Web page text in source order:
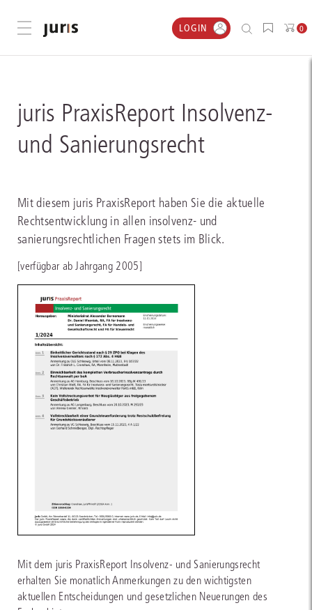
Menü öffnen LOGIN 0
juris PraxisReport Insolvenz-
und Sanierungsrecht
Mit diesem juris PraxisReport haben Sie die aktuelle
Rechtsentwicklung in allen insolvenz- und
sanierungsrechtlichen Fragen stets im Blick.
[verfügbar ab Jahrgang 2005]
Mit dem juris PraxisReport Insolvenz- und Sanierungsrecht
erhalten Sie monatlich Anmerkungen zu den wichtigsten
aktuellen Entscheidungen und gesetzlichen Neuerungen des